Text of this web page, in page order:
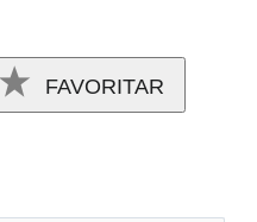
FAVORITAR